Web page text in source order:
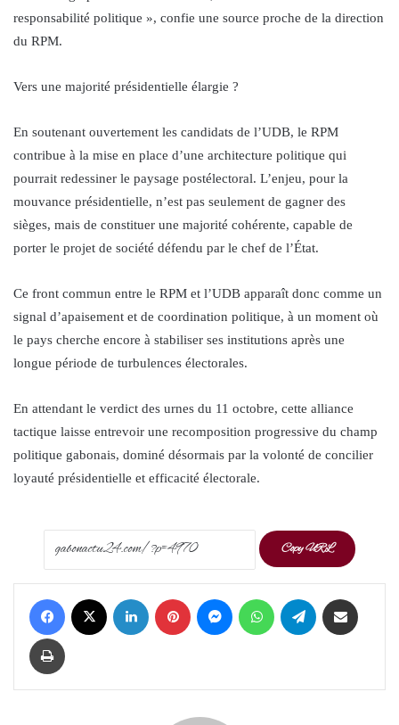
responsabilité politique », confie une source proche de la direction
du RPM.
Vers une majorité présidentielle élargie ?
En soutenant ouvertement les candidats de l’UDB, le RPM
contribue à la mise en place d’une architecture politique qui
pourrait redessiner le paysage postélectoral. L’enjeu, pour la
mouvance présidentielle, n’est pas seulement de gagner des
sièges, mais de constituer une majorité cohérente, capable de
porter le projet de société défendu par le chef de l’État.
Ce front commun entre le RPM et l’UDB apparaît donc comme un
signal d’apaisement et de coordination politique, à un moment où
le pays cherche encore à stabiliser ses institutions après une
longue période de turbulences électorales.
En attendant le verdict des urnes du 11 octobre, cette alliance
tactique laisse entrevoir une recomposition progressive du champ
politique gabonais, dominé désormais par la volonté de concilier
loyauté présidentielle et efficacité électorale.
Copy URL
Facebook LinkedIn Pinterest Messenger WhatsApp Telegram
Print